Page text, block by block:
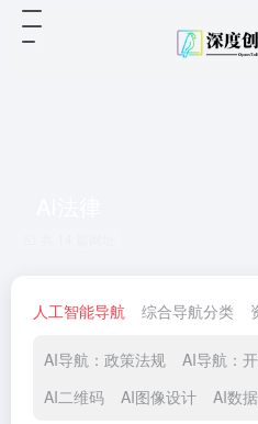
人工智能导航 综合导航分类
AI导航：政策法规 AI导航：
AI二维码
AI图像设计 AI数